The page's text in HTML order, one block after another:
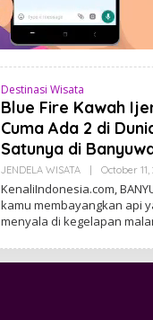
Destinasi Wisata
Blue Fire Kawah
Cuma Ada 2 di
Satunya di
JENDELA WISATA October 11,
KenaliIndonesia.com,
kamu membayangkan api
menyala di kegelapan